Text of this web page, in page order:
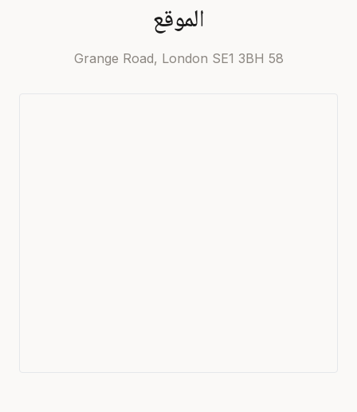
الموقع
58 Grange Road, London SE1 3BH